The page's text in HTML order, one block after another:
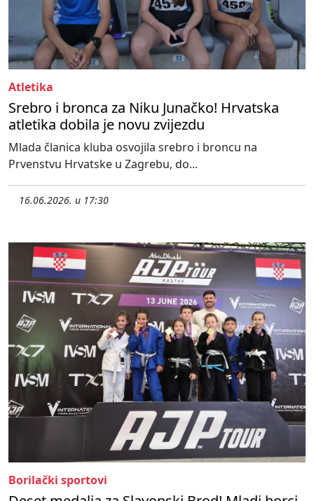
Atletika
Srebro i bronca za Niku Junačko! Hrvatska
atletika dobila je novu zvijezdu
Mlada članica kluba osvojila srebro i broncu na
Prvenstvu Hrvatske u Zagrebu, do...
16.06.2026. u 17:30
Borilački sportovi